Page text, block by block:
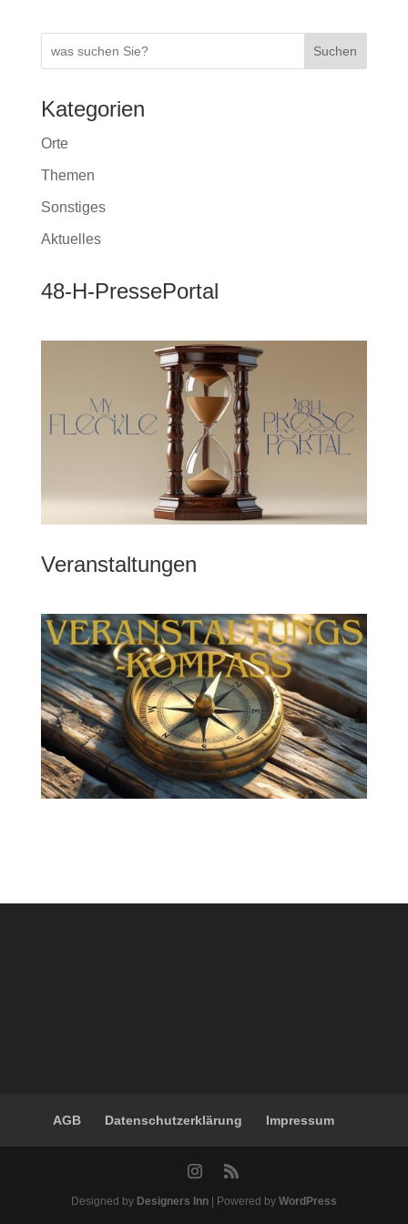
Suchen
Kategorien
Orte
Themen
Sonstiges
Aktuelles
48-H-PressePortal
Veranstaltungen
AGB Datenschutzerklärung Impressum
Designed by Designers Inn| Powered by WordPress